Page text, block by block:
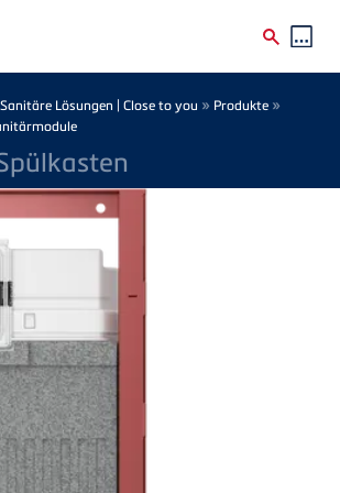
Lösungen | Close to you » Produkte »